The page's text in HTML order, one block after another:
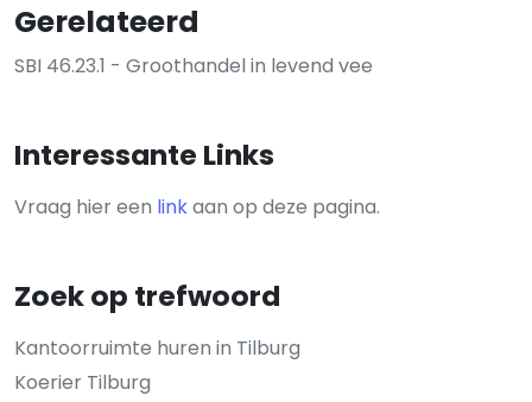
Gerelateerd
SBI 46.23.1 - Groothandel in levend vee
Interessante Links
Vraag hier een linkaan op deze pagina.
Zoek op trefwoord
Kantoorruimte huren in Tilburg
Koerier Tilburg